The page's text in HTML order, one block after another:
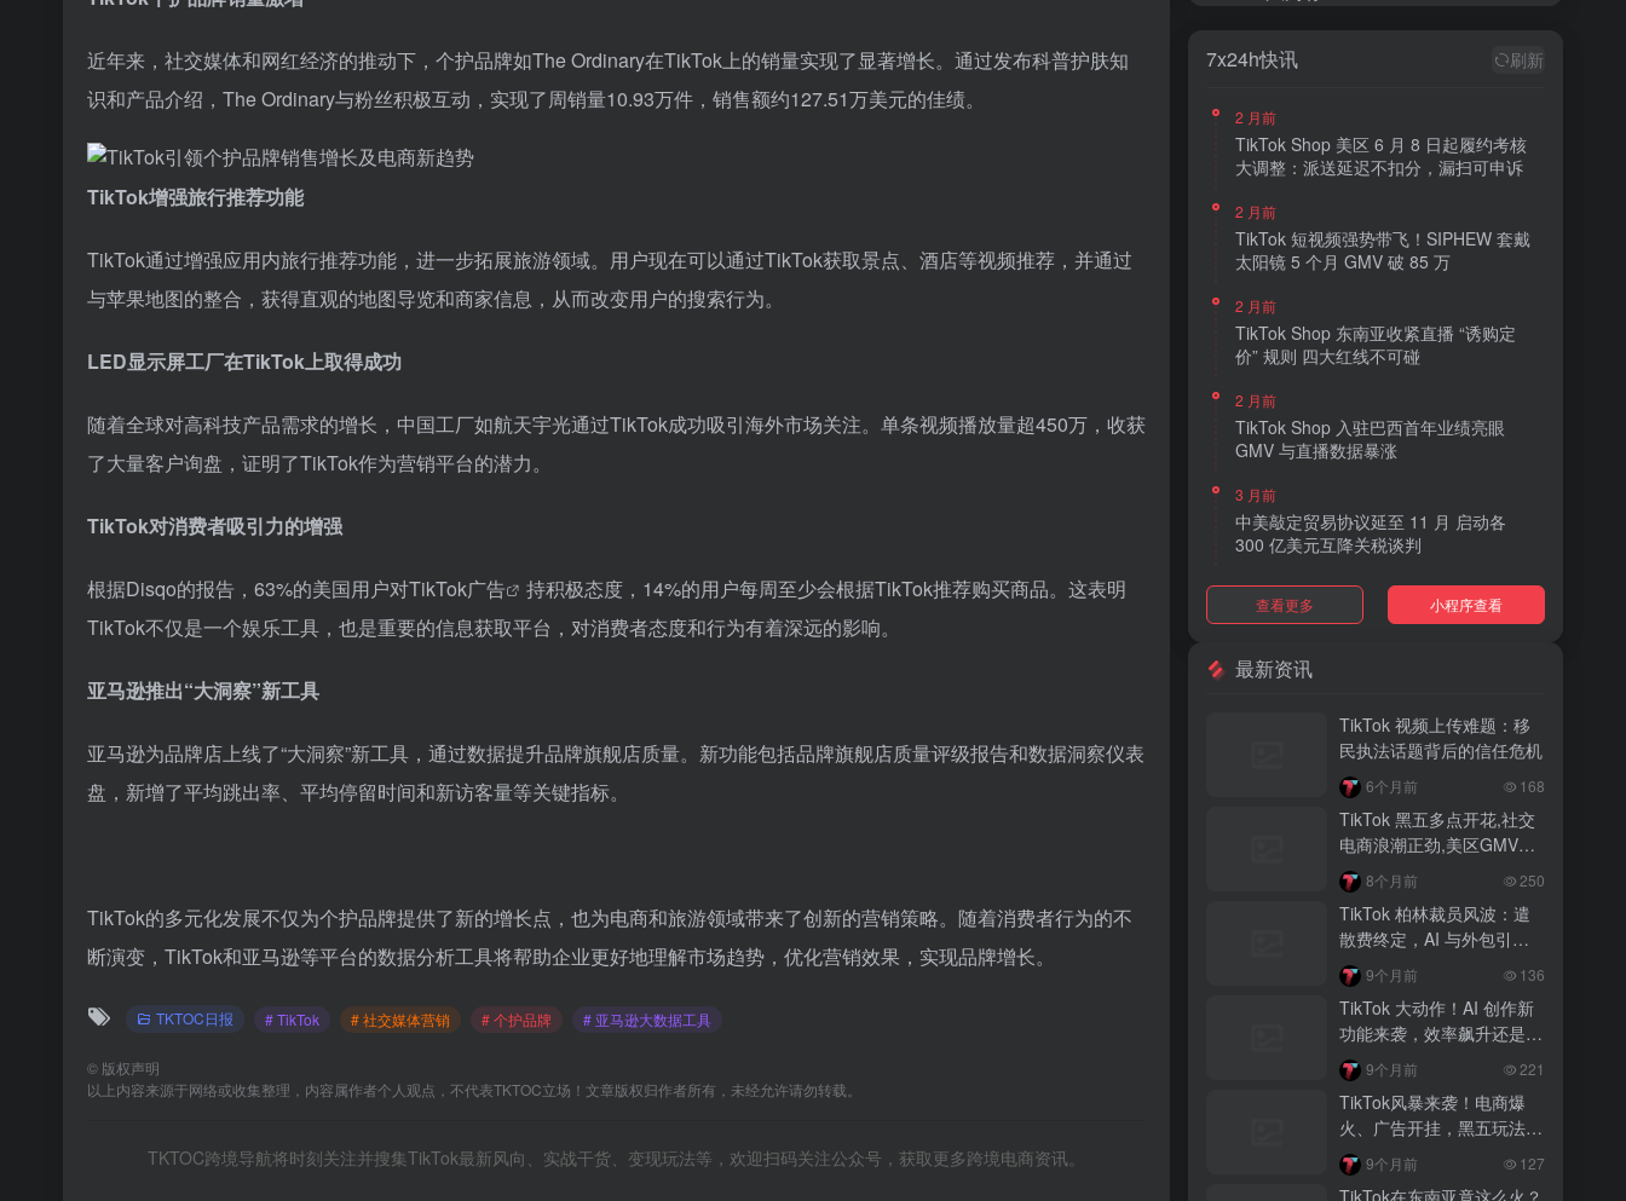
近年来，社交媒体和网红经济的推动下，个护品牌如The Ordinary在TikTok上的销量实现了显著增长。通过发布科普护肤知
识和产品介绍，The Ordinary与粉丝积极互动，实现了周销量10.93万件，销售额约127.51万美元的佳绩。
TikTok增强旅行推荐功能
TikTok通过增强应用内旅行推荐功能，进一步拓展旅游领域。用户现在可以通过TikTok获取景点、酒店等视频推荐，并通过
与苹果地图的整合，获得直观的地图导览和商家信息，从而改变用户的搜索行为。
LED显示屏工厂在TikTok上取得成功
随着全球对高科技产品需求的增长，中国工厂如航天宇光通过TikTok成功吸引海外市场关注。单条视频播放量超450万，收获
了大量客户询盘，证明了TikTok作为营销平台的潜力。
TikTok对消费者吸引力的增强
根据Disqo的报告，63%的美国用户对TikTok广告
持积极态度，14%的用户每周至少会根据TikTok推荐购买商品。这表明
TikTok不仅是一个娱乐工具，也是重要的信息获取平台，对消费者态度和行为有着深远的影响。
亚马逊推出“大洞察”新工具
亚马逊为品牌店上线了“大洞察”新工具，通过数据提升品牌旗舰店质量。新功能包括品牌旗舰店质量评级报告和数据洞察仪表
盘，新增了平均跳出率、平均停留时间和新访客量等关键指标。
TikTok的多元化发展不仅为个护品牌提供了新的增长点，也为电商和旅游领域带来了创新的营销策略。随着消费者行为的不
断演变，TikTok和亚马逊等平台的数据分析工具将帮助企业更好地理解市场趋势，优化营销效果，实现品牌增长。
TKTOC日报 # TikTok # 社交媒体营销 # 个护品牌 # 亚马逊大数据工具
© 版权声明
以上内容来源于网络或收集整理，内容属作者个人观点，不代表TKTOC立场！文章版权归作者所有，未经允许请勿转载。
TKTOC跨境导航将时刻关注并搜集TikTok最新风向、实战干货、变现玩法等，欢迎扫码关注公众号，获取更多跨境电商资讯。
7x24h快讯 刷新
2 月前
TikTok Shop 美区 6 月 8 日起履约考核
大调整：派送延迟不扣分，漏扫可申诉
2 月前
TikTok 短视频强势带飞！SIPHEW 套戴
太阳镜 5 个月 GMV 破 85 万
2 月前
TikTok Shop 东南亚收紧直播 “诱购定
价” 规则 四大红线不可碰
2 月前
TikTok Shop 入驻巴西首年业绩亮眼
GMV 与直播数据暴涨
3 月前
中美敲定贸易协议延至 11 月 启动各
300 亿美元互降关税谈判
3 月前
TikTok Shop 上线 “三日达” 标签 履约
3 月前
者接受 AI 代下单
TikTok Shop 爱尔兰全面开放入驻 本土
品牌可零门槛开店
音乐节降噪耳塞风靡欧美 DTC 品牌单日
营收突破 200 万元
越南监管出手核查Shopee、TikTok
Shop涨价行为，佣金调整遭调查
TikTok Shop 印尼推出出海项目 助力本
土品牌开拓东南亚市场
TikTok Shop 英美周榜出炉 美妆家居成
查看更多 小程序查看
最新资讯
TikTok 视频上传难题：移
民执法话题背后的信任危机
6个月前 168
TikTok 黑五多点开花,社交
电商浪潮正劲,美区GMV突
破35亿8个月前 250
TikTok 柏林裁员风波：遣
散费终定，AI 与外包引发
的行业思考
9个月前 136
TikTok 大动作！AI 创作新
功能来袭，效率飙升还是体
验灾难？
9个月前 221
TikTok风暴来袭！电商爆
火、广告开挂，黑五玩法超
惊艳，你跟得上吗？
9个月前 127